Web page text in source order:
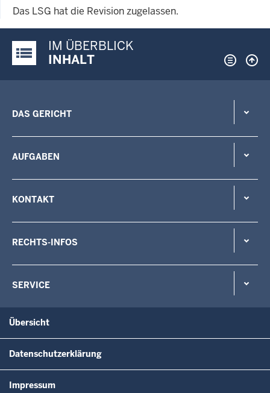
Das LSG hat die Revision zugelassen.
Justiz-Portal im Überblick:
IM ÜBERBLICK
INHALT
DAS GERICHT
AUFGABEN
KONTAKT
RECHTS-INFOS
SERVICE
Übersicht
Datenschutzerklärung
Impressum